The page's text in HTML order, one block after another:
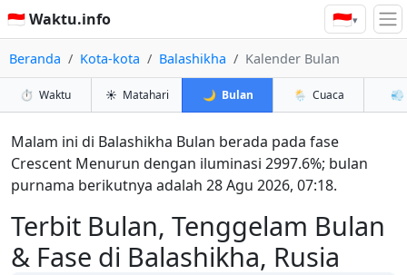
🇮🇩 Waktu.info 🇮🇩▾
Beranda Kota-kota Balashikha Kalender Bulan
⏱️ Waktu ☀️ Matahari 🌙 Bulan 🌦️ Cuaca 💨
Terbit Bulan, Tenggelam Bulan
& Fase di Balashikha, Rusia
Malam ini di Balashikha Bulan berada pada fase
Crescent Menurun dengan iluminasi 2997.6%; bulan
purnama berikutnya adalah 28 Agu 2026, 07:18.